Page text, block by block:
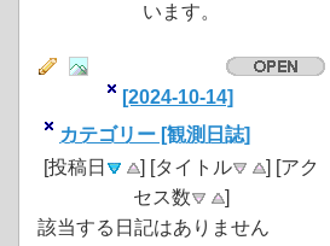
います。
[2024-10-14]
カテゴリー [観測日誌]
[投稿日
] [タイトル
] [アク
セス数
]
該当する日記はありません